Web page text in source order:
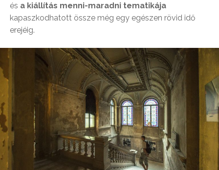
és a kiállítás menni-maradni tematikája
kapaszkodhatott össze még egy egészen rövid idő
erejéig.